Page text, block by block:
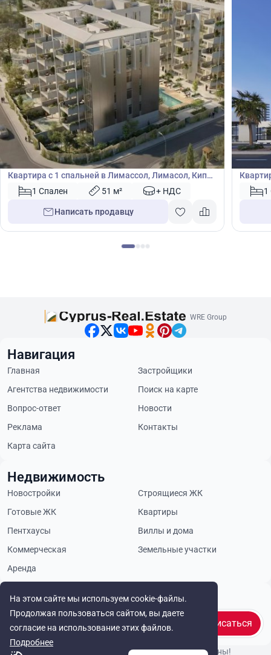
€820 000
Квартира
Квартира с 1 спальней в Лимассол, Лимасол, Кипр
№ 427491 Спален 51 м² + НДС
Написать продавцу
€848
№
1
На этом сайте мы используем cookie-файлы.
Продолжая пользоваться сайтом, вы даете
согласие на использование этих файлов.
Подробнее
WRE Group
Будьте в курсе
Подписаться
Навигация
Главная
Застройщики
Агентства недвижимости
Поиск на карте
Вопрос-ответ
Новости
Реклама
Контакты
Карта сайта
Недвижимость
Новостройки
Строящиеся ЖК
Готовые ЖК
Квартиры
Пентхаусы
Виллы и дома
Коммерческая
Земельные участки
Аренда
© Cyprus Realestate 2026. Все права защищены!